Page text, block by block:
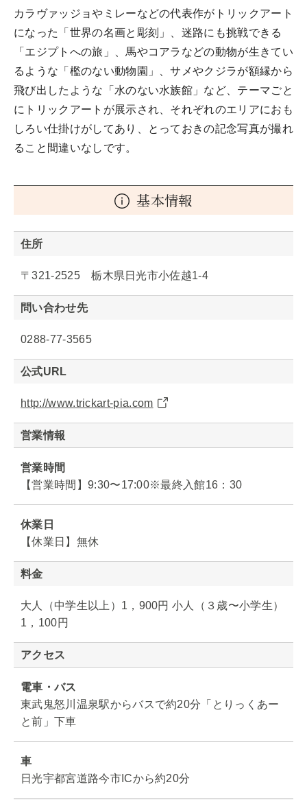
カラヴァッジョやミレーなどの代表作がトリックアート
になった「世界の名画と彫刻」、迷路にも挑戦できる
「エジプトへの旅」、馬やコアラなどの動物が生きてい
るような「檻のない動物園」、サメやクジラが額縁から
飛び出したような「水のない水族館」など、テーマごと
にトリックアートが展示され、それぞれのエリアにおも
しろい仕掛けがしてあり、とっておきの記念写真が撮れ
ること間違いなしです。
基本情報
住所
〒321-2525 栃木県日光市小佐越1-4
問い合わせ先
0288-77-3565
公式URL
http://www.trickart-pia.com
営業情報
営業時間
【営業時間】9:30〜17:00※最終入館16：30
休業日
【休業日】無休
料金
大人（中学生以上）1，900円 小人（３歳〜小学生）
1，100円
アクセス
電車・バス
東武鬼怒川温泉駅からバスで約20分「とりっくあー
と前」下車
車
日光宇都宮道路今市ICから約20分